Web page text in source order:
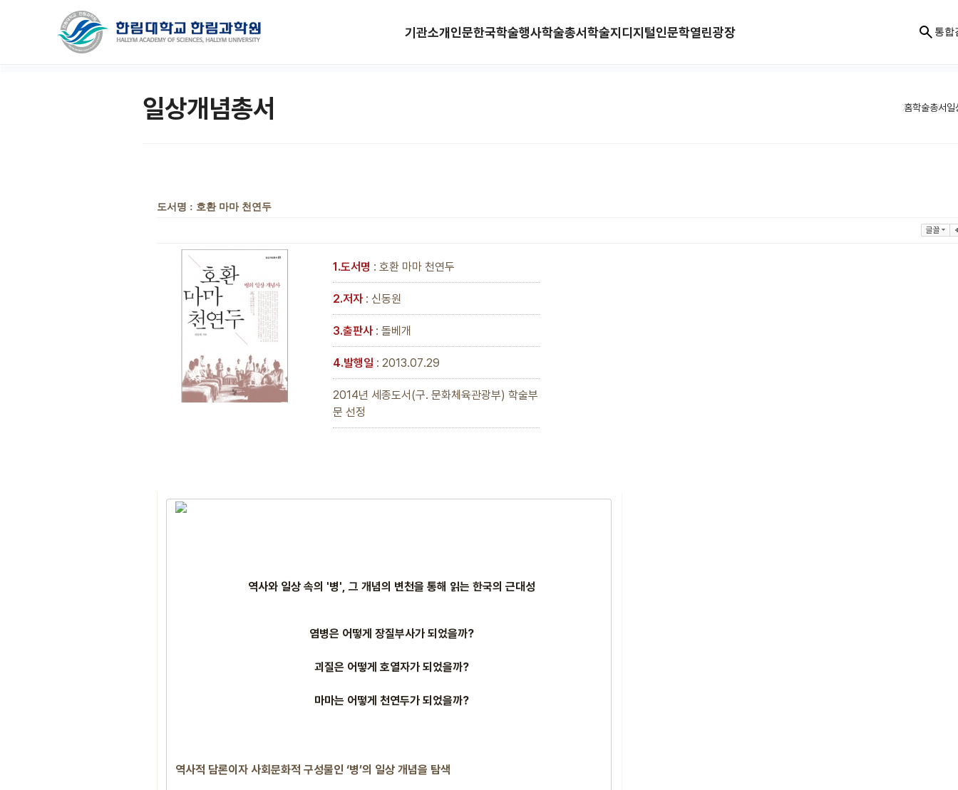
기관소개인문한국학술행사학술총서학술지디지털인문학열린광장 통합
일상개념총서 홈학술총서일
도서명 : 호환 마마 천연두
1.도서명 : 호환 마마 천연두
2.저자 : 신동원
3.출판사 : 돌베개
4.발행일 : 2013.07.29
2014년 세종도서(구. 문화체육관광부) 학술부
문 선정
역사와 일상 속의 '병', 그 개념의 변천을 통해 읽는 한국의 근대성
염병은 어떻게 장질부사가 되었을까?
괴질은 어떻게 호열자가 되었을까?
마마는 어떻게 천연두가 되었을까?
역사적 담론이자 사회문화적 구성물인 ‘병’의 일상 개념을 탐색